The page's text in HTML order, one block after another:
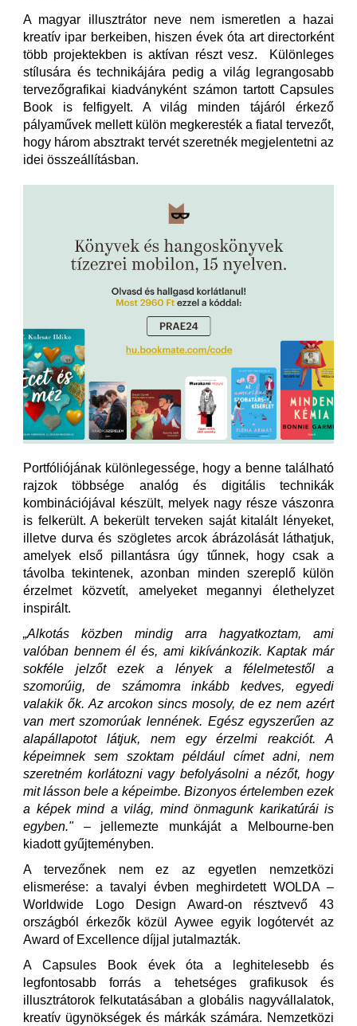
A magyar illusztrátor neve nem ismeretlen a hazai
kreatív ipar berkeiben, hiszen évek óta art directorként
több projektekben is aktívan részt vesz. Különleges
stílusára és technikájára pedig a világ legrangosabb
tervezőgrafikai kiadványként számon tartott Capsules
Book is felfigyelt. A világ minden tájáról érkező
pályaművek mellett külön megkeresték a fiatal tervezőt,
hogy három absztrakt tervét szeretnék megjelentetni az
idei összeállításban.
Portfóliójának különlegessége, hogy a benne található
rajzok többsége analóg és digitális technikák
kombinációjával készült, melyek nagy része vászonra
is felkerült. A bekerült terveken saját kitalált lényeket,
illetve durva és szögletes arcok ábrázolását láthatjuk,
amelyek első pillantásra úgy tűnnek, hogy csak a
távolba tekintenek, azonban minden szereplő külön
érzelmet közvetít, amelyeket megannyi élethelyzet
inspirált.
„Alkotás közben mindig arra hagyatkoztam, ami
valóban bennem él és, ami kikívánkozik. Kaptak már
sokféle jelzőt ezek a lények a félelmetestől a
szomorúig, de számomra inkább kedves, egyedi
valakik ők. Az arcokon sincs mosoly, de ez nem azért
van mert szomorúak lennének. Egész egyszerűen az
alapállapotot látjuk, nem egy érzelmi reakciót. A
képeimnek sem szoktam például címet adni, nem
szeretném korlátozni vagy befolyásolni a nézőt, hogy
mit lásson bele a képeimbe. Bizonyos értelemben ezek
a képek mind a világ, mind önmagunk karikatúrái is
egyben." – jellemezte munkáját a Melbourne-ben
kiadott gyűjteményben.
A tervezőnek nem ez az egyetlen nemzetközi
elismerése: a tavalyi évben meghirdetett WOLDA –
Worldwide Logo Design Award-on résztvevő 43
országból érkezők közül Aywee egyik logótervét az
Award of Excellence díjjal jutalmazták.
A Capsules Book évek óta a leghitelesebb és
legfontosabb forrás a tehetséges grafikusok és
illusztrátorok felkutatásában a globális nagyvállalatok,
kreatív ügynökségek és márkák számára. Nemzetközi